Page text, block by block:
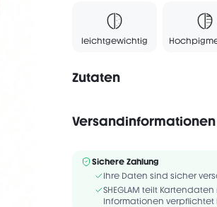
leichtgewichtig
Zutaten
INGREDIENTS: WATER/AQUA/
GLYCOL, ALUMINA, ACRYLATES
DECYLTETRADECETH-20
Versandinformationen
Sichere Zahlung
Ihre Daten sind sicher
SHEGLAM teilt
Informationen verpflichtet